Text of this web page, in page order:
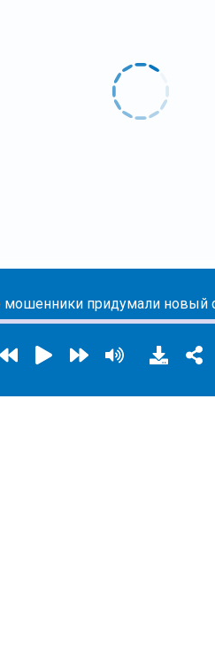
придумали новый